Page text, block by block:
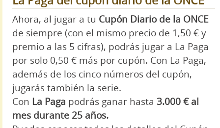
Ahora, al jugar a tu Cupón Diario de la ONCE
de siempre (con el mismo precio de 1,50 € y
premio a las 5 cifras), podrás jugar a La Paga
por solo 0,50 € más por cupón. Con La Paga,
además de los cinco números del cupón,
jugarás también la serie.
Con La Paga podrás ganar hasta 3.000 € al
mes durante 25 años.